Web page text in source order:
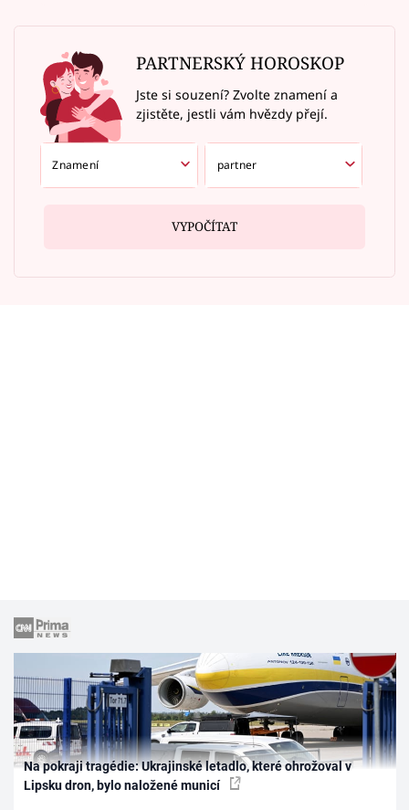
PARTNERSKÝ HOROSKOP
Jste si souzení? Zvolte znamení a
zjistěte, jestli vám hvězdy přejí.
VYPOČÍTAT
Na pokraji tragédie: Ukrajinské letadlo, které ohrožoval v
Lipsku dron, bylo naložené municí